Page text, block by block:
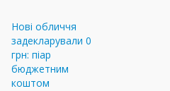
Нові обличчя
задекларували 0
грн: піар
бюджетним
коштом